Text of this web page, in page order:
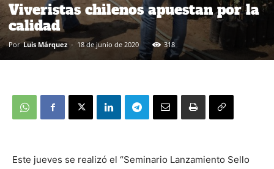
Viveristas chilenos apuestan por la
calidad
Por Luis Márquez - 18 de junio de 2020 318
Este jueves se realizó el “Seminario Lanzamiento Sello